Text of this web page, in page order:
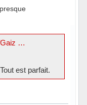
Gaiz …
est parfait.